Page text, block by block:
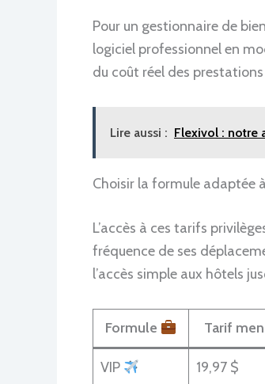
Pour un gestionnaire de
logiciel professionnel en
du coût réel des
Lire aussi : Flexivol : notre
Choisir la formule adaptée
L’accès à ces tarifs
fréquence de ses
l’accès simple aux hôtels
Formule Tarif
VIP 19,97 $